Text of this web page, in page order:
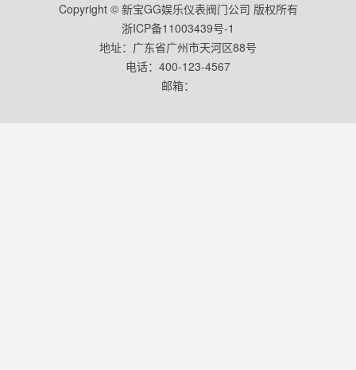
Copyright © 新宝GG娱乐仪表阀门公司 版权所有
浙ICP备11003439号-1
地址：广东省广州市天河区88号
电话：400-123-4567
邮箱：